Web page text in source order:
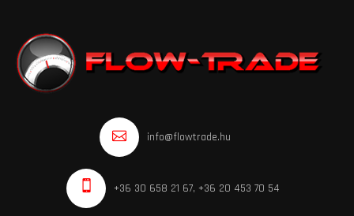
info@flowtrade.hu
+36 30 658 21 67, +36 20 453 70 54